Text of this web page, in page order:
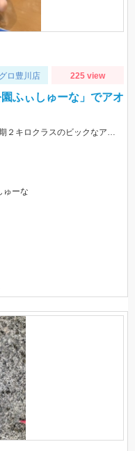
ロ豊川店 225 view
ふぃしゅーな」でアオ
ゅーな